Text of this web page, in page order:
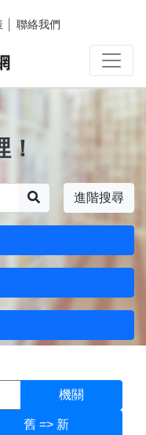
聯絡我們
進階搜尋
面
機關
舊 => 新